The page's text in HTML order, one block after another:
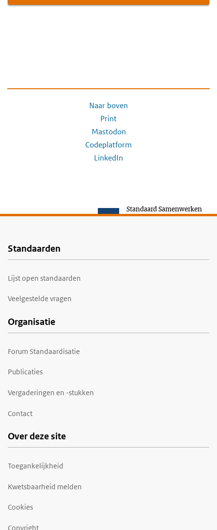
Naar boven
Print
Mastodon
Codeplatform
LinkedIn
Standaard Samenwerken
Voet
Standaarden
Lijst open standaarden
Veelgestelde vragen
Organisatie
Forum Standaardisatie
Publicaties
Vergaderingen en -stukken
Contact
Over deze site
Toegankelijkheid
Kwetsbaarheid melden
Cookies
Copyright